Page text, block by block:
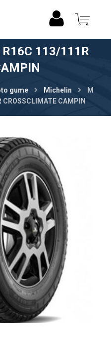
113/111R
gume Michelin
M
CROSSCLIMATE CAMPIN